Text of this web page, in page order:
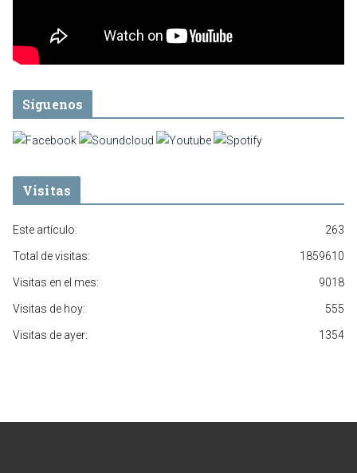
Síguenos
Visitas
263
Este artículo:
1859610
Total de visitas:
9018
Visitas en el mes:
555
Visitas de hoy:
1354
Visitas de ayer: